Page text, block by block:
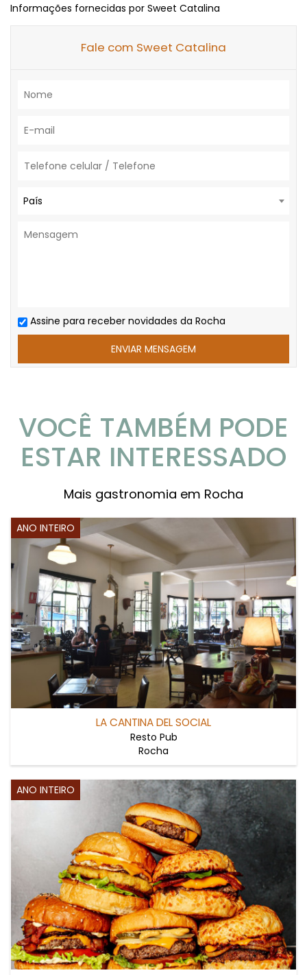
Informações fornecidas por Sweet Catalina
Fale com Sweet Catalina
País
Assine para receber novidades da Rocha
VOCÊ TAMBÉM PODE
ESTAR INTERESSADO
Mais gastronomia em Rocha
ANO INTEIRO
LA CANTINA DEL SOCIAL
Resto Pub
Rocha
ANO INTEIRO